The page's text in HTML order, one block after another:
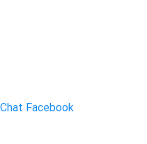
Chat Facebook